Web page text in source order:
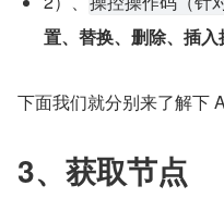
操控操作码（针
置、替换、删除、插
下面我们就分别来了解下
3、获取节点